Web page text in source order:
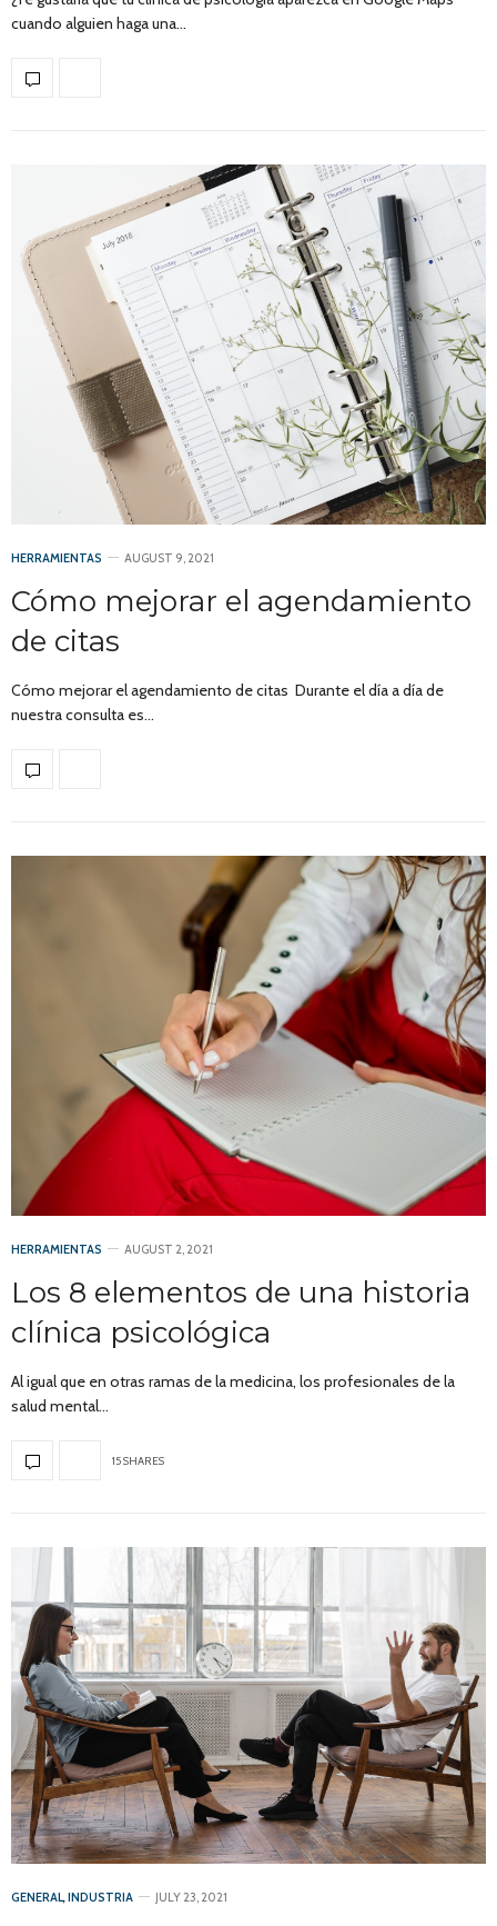
cuando alguien haga una…
HERRAMIENTAS AUGUST 9, 2021
Cómo mejorar el agendamiento
de citas
Cómo mejorar el agendamiento de citas Durante el día a día de
nuestra consulta es…
HERRAMIENTAS AUGUST 2, 2021
Los 8 elementos de una historia
clínica psicológica
Al igual que en otras ramas de la medicina, los profesionales de la
salud mental…
15 SHARES
GENERAL,INDUSTRIA JULY 23, 2021